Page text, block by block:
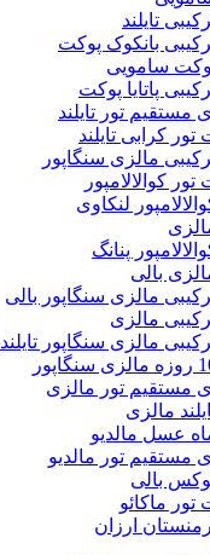
تایلند
بانکوک پوکت
سامویی
پاتایا پوکت
مستقیم تور تایلند
کرابی تایلند
مالزی سنگاپور
کوالالامپور
لنکاوی
پنانگ
بالی
مالزی سنگاپور بالی
مالزی
مالزی سنگاپور تایلند
مستقیم تور مالزی
مالزی
عسل مالدیو
مستقیم تور مالدیو
بالی
تور ماکائو
ارزان